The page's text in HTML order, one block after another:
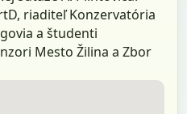
riaditeľ Konzervatória
a študenti
Mesto Žilina a Zbor